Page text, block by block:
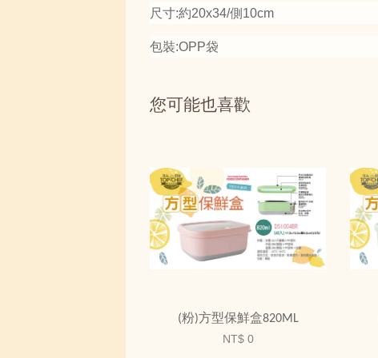
尺寸:約20x34/側10cm
包裝:OPP袋
您可能也喜歡
(粉)方型保鮮盒820ML
NT$ 0